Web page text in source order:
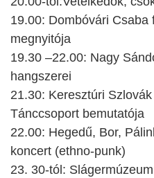
19.00: Dombóvári Csaba
megnyitója
19.30 –22.00: Nagy
hangszerei
21.30: Keresztúri
Tánccsoport bemutatója
22.00: Hegedű, Bor,
koncert (ethno-punk)
23. 30-tól: